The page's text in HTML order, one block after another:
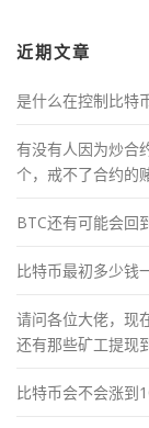
近期文章
是什么在控制比特
有没有人因为炒合
个，戒不了合约的
BTC还有可能会回
比特币最初多少钱
请问各位大佬，现
还有那些矿工提现
比特币会不会涨到